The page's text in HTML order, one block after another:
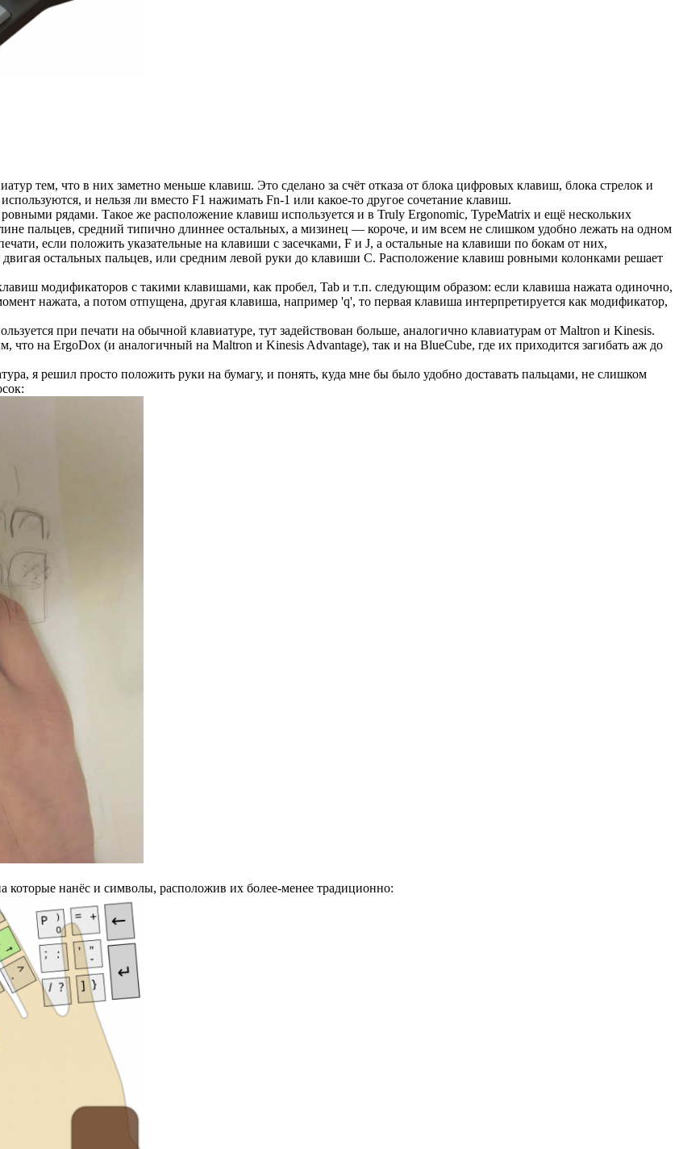
тем, что в них заметно меньше клавиш. Это сделано за счёт отказа от блока цифровых клавиш, блока стрелок и
и нельзя ли вместо F1 нажимать Fn-1 или какое-то другое сочетание клавиш.
рядами. Такое же расположение клавиш используется и в Truly Ergonomic, TypeMatrix и ещё нескольких
пальцев, средний типично длиннее остальных, а мизинец — короче, и им всем не слишком удобно лежать на одном
если положить указательные на клавиши с засечками, F и J, а остальные на клавиши по бокам от них,
остальных пальцев, или средним левой руки до клавиши C. Расположение клавиш ровными колонками решает
модификаторов с такими клавишами, как пробел, Tab и т.п. следующим образом: если клавиша нажата одиночно,
нажата, а потом отпущена, другая клавиша, например 'q', то первая клавиша интерпретируется как модификатор,
при печати на обычной клавиатуре, тут задействован больше, аналогично клавиатурам от Maltron и Kinesis.
на ErgoDox (и аналогичный на Maltron и Kinesis Advantage), так и на BlueCube, где их приходится загибать аж до
я решил просто положить руки на бумагу, и понять, куда мне бы было удобно доставать пальцами, не слишком
которые нанёс и символы, расположив их более-менее традиционно: